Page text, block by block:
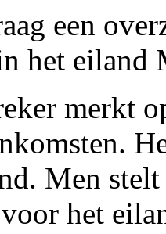
een
het eiland
merkt
Men
het